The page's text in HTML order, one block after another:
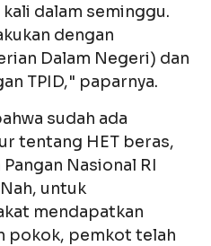
dalam seminggu.
dengan
Dalam Negeri) dan
TPID," paparnya.
sudah ada
tentang HET beras,
Nasional RI
untuk
mendapatkan
pokok, pemkot telah